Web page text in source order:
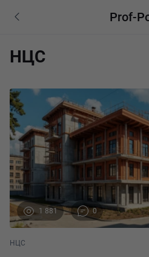
Prof-
НЦС
1 881 0
НЦС